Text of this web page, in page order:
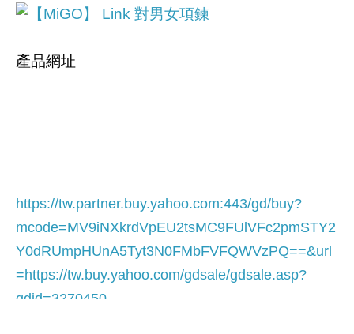
產品網址
https://tw.partner.buy.yahoo.com:443/gd/buy?
mcode=MV9iNXkrdVpEU2tsMC9FUlVFc2pmSTY2
Y0dRUmpHUnA5Tyt3N0FMbFVFQWVzPQ==&url
=https://tw.buy.yahoo.com/gdsale/gdsale.asp?
gdid=3270450